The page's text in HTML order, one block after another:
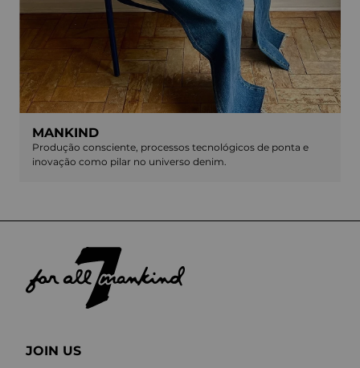
MANKIND
Produção consciente, processos tecnológicos de ponta e
inovação como pilar no universo denim.
JOIN US